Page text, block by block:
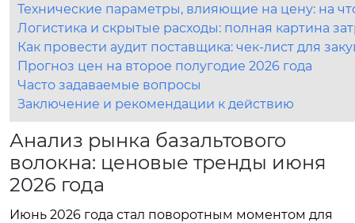
Технические параметры, влияющие на цену: на
Логистика и скрытые расходы: полная картина
Как провести аудит поставщика: чек-лист для
Прогноз цен на второе полугодие 2026 года
Часто задаваемые вопросы
Заключение и рекомендации к действию
Анализ рынка базальтового
волокна: ценовые тренды июня
2026 года
Июнь 2026 года стал поворотным моментом для